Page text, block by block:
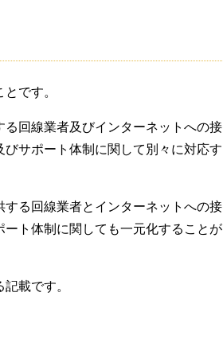
です。
回線業者及びインターネットへの接
サポート体制に関して別々に対応す
る回線業者とインターネットへの接
ト体制に関しても一元化することが
載です。